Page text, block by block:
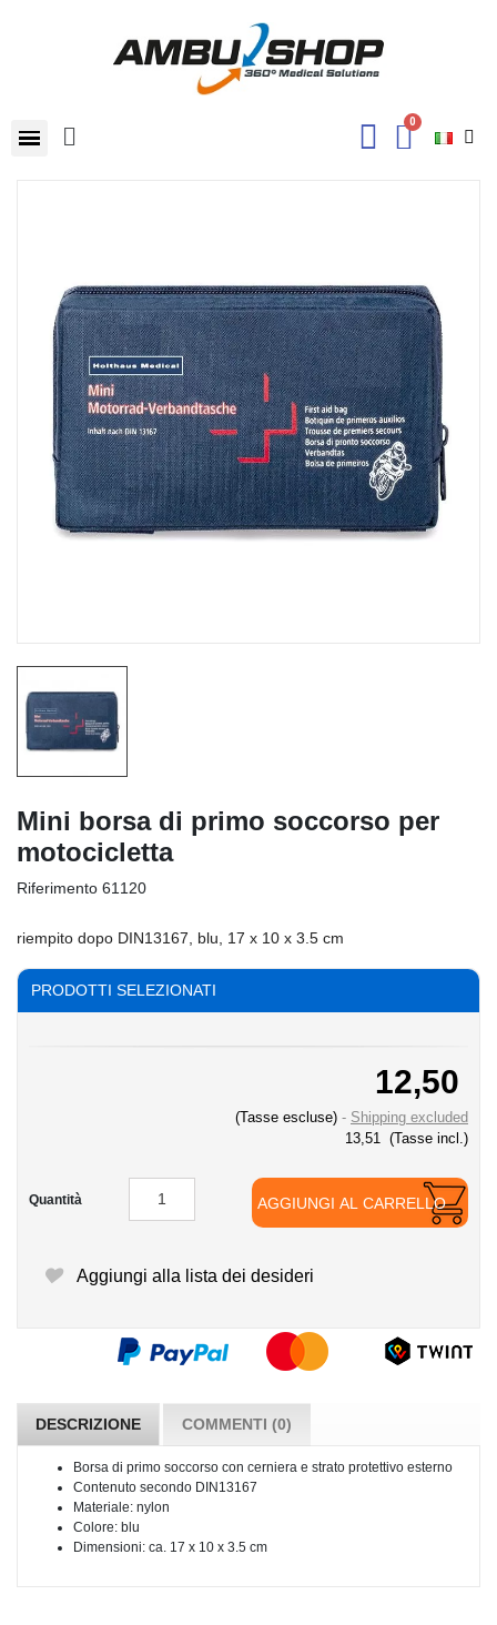
Mini borsa di primo soccorso per
motocicletta
Riferimento 61120
riempito dopo DIN13167, blu, 17 x 10 x 3.5 cm
PRODOTTI SELEZIONATI
12,50
(Tasse escluse)
Shipping excluded
13,51 (Tasse incl.)
Quantità AGGIUNGI AL CARRELLO
Aggiungi alla lista dei desideri
DESCRIZIONE COMMENTI (0)
Borsa di primo soccorso con cerniera e strato protettivo esterno
Contenuto secondo DIN13167
Materiale: nylon
Colore: blu
Dimensioni: ca. 17 x 10 x 3.5 cm